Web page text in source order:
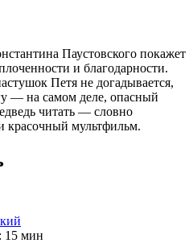
Паустовского покажет
и благодарности.
Петя не догадывается,
— на самом деле, опасный
читать — словно
красочный мультфильм.
15 мин